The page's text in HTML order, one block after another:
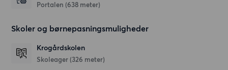
Portalen (638 meter)
Skoler og børnepasningsmuligheder
Krogårdskolen
Skoleager (326 meter)